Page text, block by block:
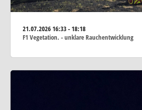
21.07.202616:33 - 18:18
F1 Vegetation. - unklare Rauchentwicklung